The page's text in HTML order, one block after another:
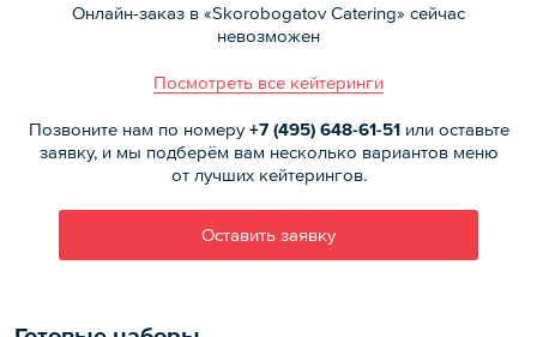
Онлайн-заказ в «Skorobogatov Catering» сейчас
невозможен
Посмотреть все кейтеринги
Позвоните нам по номеру+7 (495) 648-61-51или оставьте
заявку, и мы подберём вам несколько вариантов меню
от лучших кейтерингов.
Оставить заявку